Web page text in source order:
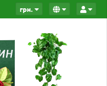
грн.